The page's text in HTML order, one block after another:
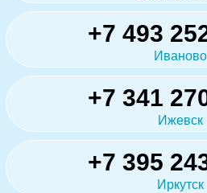
+7 493
Иваново
+7 341
Ижевск
+7 395
Иркутск